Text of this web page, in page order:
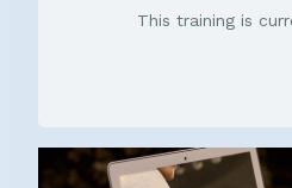
This training is